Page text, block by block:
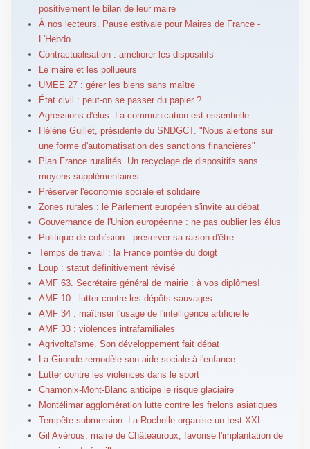
positivement le bilan de leur maire
À nos lecteurs. Pause estivale pour Maires de France -
L'Hebdo
Contractualisation : améliorer les dispositifs
Le maire et les pollueurs
UMEE 27 : gérer les biens sans maître
État civil : peut-on se passer du papier ?
Agressions d'élus. La communication est essentielle
Hélène Guillet, présidente du SNDGCT. "Nous alertons sur
une forme d'automatisation des sanctions financières"
Plan France ruralités. Un recyclage de dispositifs sans
moyens supplémentaires
Préserver l'économie sociale et solidaire
Zones rurales : le Parlement européen s'invite au débat
Gouvernance de l'Union européenne : ne pas oublier les élus
Politique de cohésion : préserver sa raison d'être
Temps de travail : la France pointée du doigt
Loup : statut définitivement révisé
AMF 63. Secrétaire général de mairie : à vos diplômes!
AMF 10 : lutter contre les dépôts sauvages
AMF 34 : maîtriser l'usage de l'intelligence artificielle
AMF 33 : violences intrafamiliales
Agrivoltaïsme. Son développement fait débat
La Gironde remodèle son aide sociale à l'enfance
Lutter contre les violences dans le sport
Chamonix-Mont-Blanc anticipe le risque glaciaire
Montélimar agglomération lutte contre les frelons asiatiques
Tempête-submersion. La Rochelle organise un test XXL
Gil Avérous, maire de Châteauroux, favorise l'implantation de